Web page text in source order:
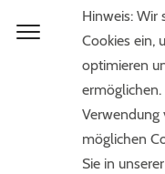
Hinweis: Wir
Cookies ein,
optimieren
Verwendung
möglichen
Sie in unserer
§ 1. Vertragsabschluß
Lieferungen und
aufgrund dieser
für alle zukünftigen
dann, wenn sie nicht